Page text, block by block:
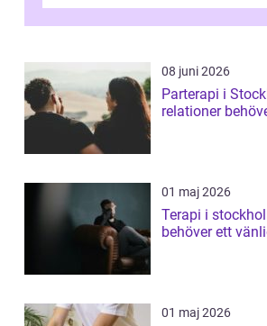
ljusbaserad stimula...
08 juni 2026
Parterapi i
relationer
01 maj 2026
Terapi i stockholm när
behöver ett
01 maj 2026